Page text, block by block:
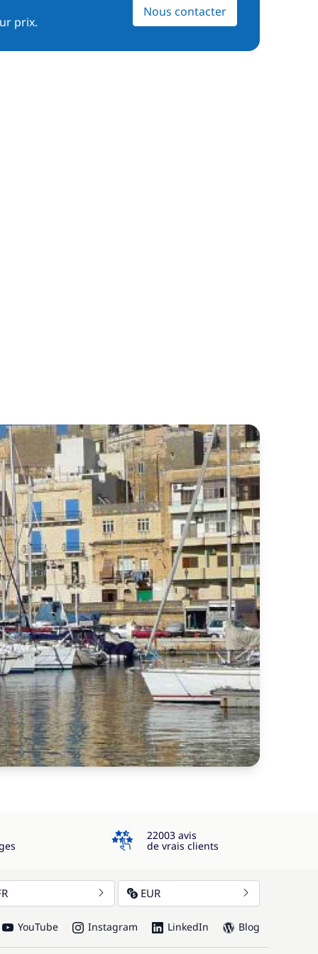
prix.
Nous contacter
4.3
22003 avis
de vrais clients
EUR
YouTube Instagram LinkedIn Blog